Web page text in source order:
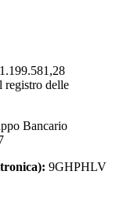
registro delle
Bancario
9GHPHLV